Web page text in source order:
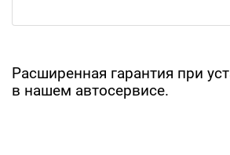
Расширенная гарантия при
в нашем автосервисе.